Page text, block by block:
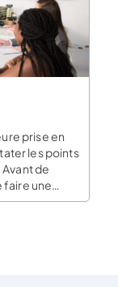
prise en
les points
de
faire une
en lumière